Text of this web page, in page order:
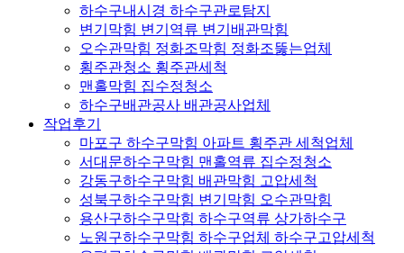
하수구내시경 하수구관로탐지
변기막힘 변기역류 변기배관막힘
오수관막힘 정화조막힘 정화조뚫는업체
횡주관청소 횡주관세척
맨홀막힘 집수정청소
하수구배관공사 배관공사업체
작업후기
마포구 하수구막힘 아파트 횡주관 세척업체
서대문하수구막힘 맨홀역류 집수정청소
강동구하수구막힘 배관막힘 고압세척
성북구하수구막힘 변기막힘 오수관막힘
용산구하수구막힘 하수구역류 상가하수구
노원구하수구막힘 하수구업체 하수구고압세척